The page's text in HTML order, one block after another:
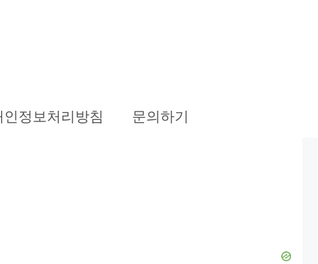
인정보처리방침 문의하기